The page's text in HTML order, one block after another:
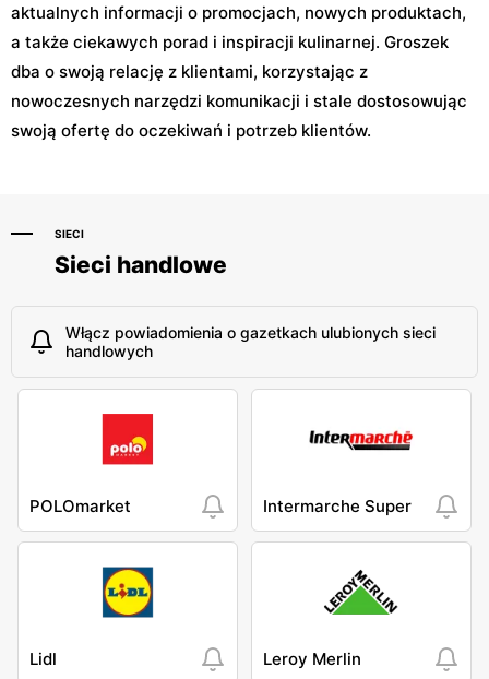
aktualnych informacji o promocjach, nowych produktach,
a także ciekawych porad i inspiracji kulinarnej. Groszek
dba o swoją relację z klientami, korzystając z
nowoczesnych narzędzi komunikacji i stale dostosowując
swoją ofertę do oczekiwań i potrzeb klientów.
SIECI
Sieci handlowe
Włącz powiadomienia o gazetkach ulubionych sieci
handlowych
POLOmarket Intermarche Super
Lidl Leroy Merlin